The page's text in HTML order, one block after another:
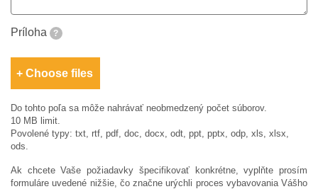
Príloha ?
Choose files
Do tohto poľa sa môže nahrávať neobmedzený počet súborov.
10 MB limit.
Povolené typy: txt, rtf, pdf, doc, docx, odt, ppt, pptx, odp, xls, xlsx,
ods.
Ak chcete Vaše požiadavky špecifikovať konkrétne, vyplňte prosím
formuláre uvedené nižšie, čo značne urýchli proces vybavovania Vášho